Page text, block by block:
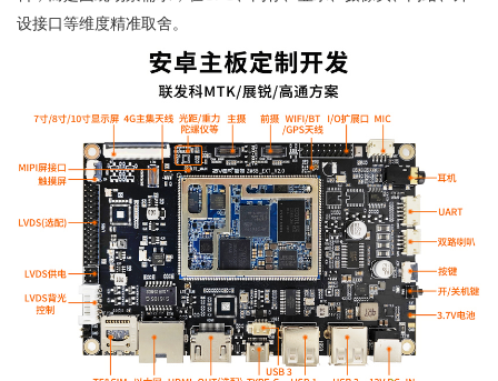
设接口等维度精准取舍。